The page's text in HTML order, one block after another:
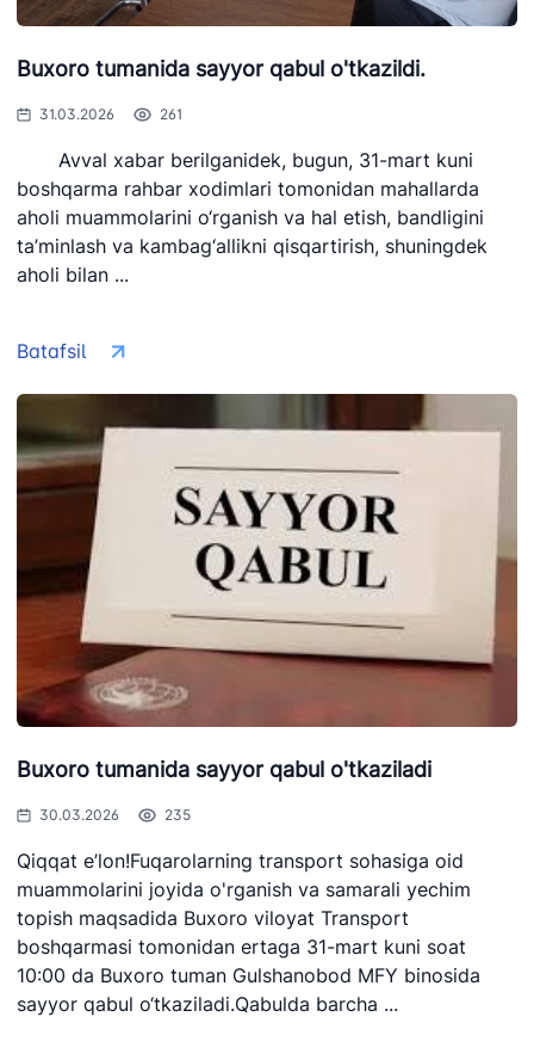
"Uzbekistan
Airways" AJ
"O'zbekiston
temir yo'llari"
"Uzbekistan
Airports" AJ
Buxoro tumanida sayyor qabul o'tkazildi.
31.03.2026 261
Avval xabar berilganidek, bugun, 31-mart kuni
boshqarma rahbar xodimlari tomonidan mahallarda
aholi muammolarini o‘rganish va hal etish, bandligini
ta’minlash va kambag‘allikni qisqartirish, shuningdek
aholi bilan ...
Batafsil
Buxoro tumanida sayyor qabul o'tkaziladi
30.03.2026 235
Qiqqat e’lon!Fuqarolarning transport sohasiga oid
muammolarini joyida o'rganish va samarali yechim
topish maqsadida Buxoro viloyat Transport
boshqarmasi tomonidan ertaga 31-mart kuni soat
10:00 da Buxoro tuman Gulshanobod MFY binosida
sayyor qabul o‘tkaziladi.Qabulda barcha ...